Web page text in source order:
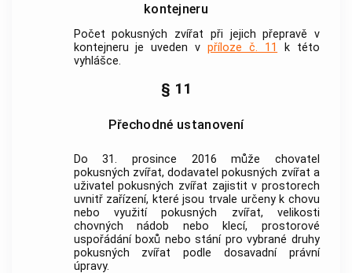
kontejneru
Početpokusných zvířat při jejichpřepravě v
kontejneru je uveden vpříloze č. 11
k této
vyhlášce.
§ 11
Přechodné ustanovení
Do 31. prosince 2016 může chovatel
pokusných zvířat,dodavatel pokusných zvířat a
uživatel pokusných zvířat zajistit v prostorech
uvnitř zařízení, které jsou trvale určeny k chovu
nebo využitípokusných zvířat, velikosti
chovných nádob nebo klecí, prostorové
uspořádání boxů nebo stání pro vybrané druhy
pokusných zvířat podle dosavadní právní
úpravy.